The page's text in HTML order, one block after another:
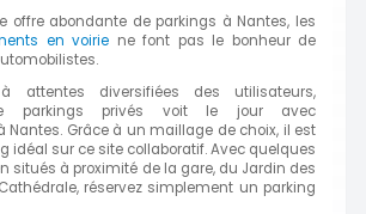
offre abondante de parkings à Nantes, les
en voirie ne font pas le bonheur de
attentes diversifiées des utilisateurs,
parkings privés voit le jour avec
Nantes. Grâce à un maillage de choix, il est
idéal sur ce site collaboratif. Avec quelques
situés à proximité de la gare, du Jardin des
réservez simplement un parking